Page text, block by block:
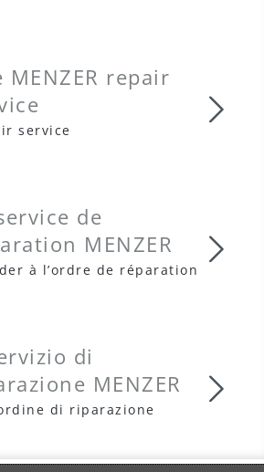
MENZER repair
service
de
MENZER
à l’ordre de réparation
di
MENZER
di riparazione